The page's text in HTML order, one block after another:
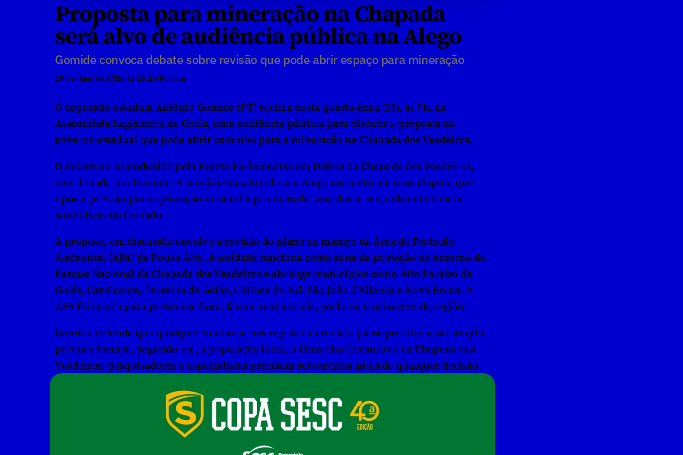
Proposta para mineração na Chapada
será alvo de audiência pública na Alego
Gomide convoca debate sobre revisão que pode abrir espaço para mineração
19 de maio de 2026 às 16:10·Política
O deputado estadual Antônio Gomide (PT) realiza nesta quarta-feira (20), às 9h, na
Assembleia Legislativa de Goiás, uma audiência pública para discutir a proposta do
governo estadual que pode abrir caminho para a mineração na Chapada dos Veadeiros.
O debate será conduzido pela Frente Parlamentar em Defesa da Chapada dos Veadeiros,
coordenada por Gomide. A movimentação coloca a Alego no centro de uma disputa que
opõe a pressão por exploração mineral à proteção de uma das áreas ambientais mais
simbólicas do Cerrado.
A proposta em discussão envolve a revisão do plano de manejo da Área de Proteção
Ambiental (APA) de Pouso Alto. A unidade funciona como zona de proteção no entorno do
Parque Nacional da Chapada dos Veadeiros e abrange municípios como Alto Paraíso de
Goiás, Cavalcante, Teresina de Goiás, Colinas do Sul, São João d’Aliança e Nova Roma. A
APA foi criada para preservar flora, fauna, mananciais, geologia e paisagem da região.
Gomide defende que qualquer mudança nas regras da unidade passe por discussão ampla,
prévia e técnica. Segundo ele, a população local, o Conselho Consultivo da Chapada dos
Veadeiros, pesquisadores e especialistas precisam ser ouvidos antes de qualquer decisão.